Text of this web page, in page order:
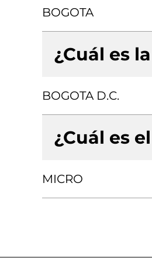
BOGOTA
¿Cuál es
BOGOTA D.C.
¿Cuál es
MICRO